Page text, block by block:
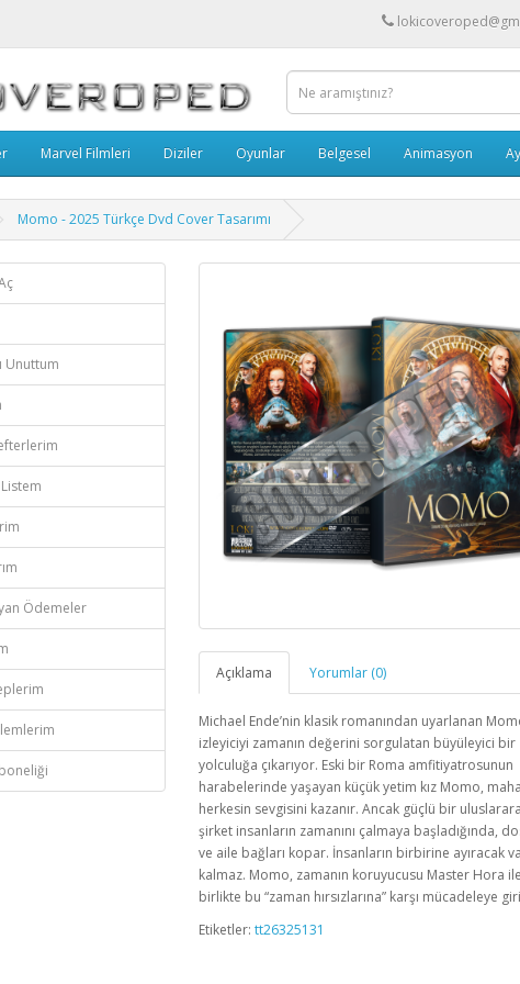
Marvel Filmleri Diziler Oyunlar Belgesel Animasyon
Momo - 2025 Türkçe Dvd Cover Tasarımı
Unuttum
Ödemeler
Açıklama Yorumlar (0)
Michael Ende’nin klasik romanından uyarlanan
izleyiciyi zamanın değerini sorgulatan büyüleyici bir
yolculuğa çıkarıyor. Eski bir Roma amfitiyatrosunun
harabelerinde yaşayan küçük yetim kız Momo,
herkesin sevgisini kazanır. Ancak güçlü bir
şirket insanların zamanını çalmaya başladığında,
ve aile bağları kopar. İnsanların birbirine ayıracak
kalmaz. Momo, zamanın koruyucusu Master Hora ile
birlikte bu “zaman hırsızlarına” karşı mücadeleye
Etiketler: tt26325131